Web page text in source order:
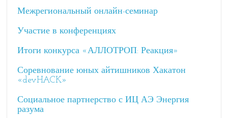
Межрегиональный онлайн-семинар
Участие в конференциях
Итоги конкурса «АЛЛОТРОП: Реакция»
Соревнование юных айтишников Хакатон
«devHACK»
Социальное партнерство с ИЦ АЭ Энергия
разума